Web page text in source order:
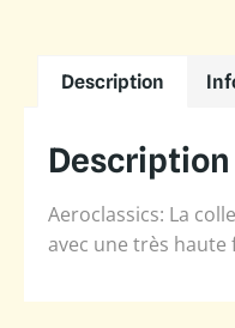
Description
Description
Aeroclassics: La
avec une très haute